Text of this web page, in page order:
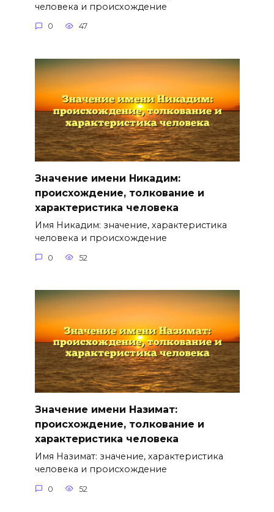
человека и происхождение
0 47
Значение имени Никадим:
происхождение, толкование и
характеристика человека
Имя Никадим: значение, характеристика
человека и происхождение
0 52
Значение имени Назимат:
происхождение, толкование и
характеристика человека
Имя Назимат: значение, характеристика
человека и происхождение
0 52